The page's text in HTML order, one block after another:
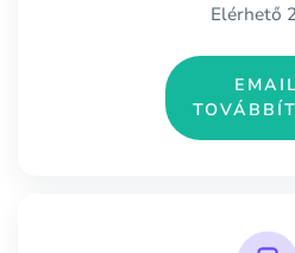
Elérhető
EMAIL